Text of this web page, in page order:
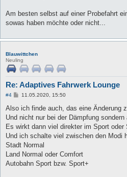
Am besten selbst auf einer Probefahrt
sowas haben möchte oder nicht...
Blauwittchen
Neuling
Re: Adaptives Fahrwerk Lounge
#4
B
r
a
11.05.2020, 15:50
Also ich finde auch, das eine Änderung
Und nicht nur bei der Dämpfung sondern
Es wirkt dann viel direkter im Sport oder
Und ich schalte viel zwischen den Modi
Stadt Normal
Land Normal oder Comfort
Autobahn Sport bzw. Sport+